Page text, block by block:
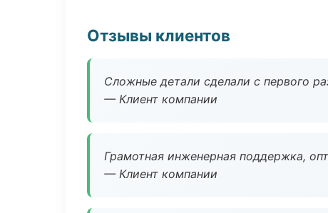
Отзывы клиентов
Сложные детали сделали с первого
— Клиент компании
Грамотная инженерная поддержка,
— Клиент компании